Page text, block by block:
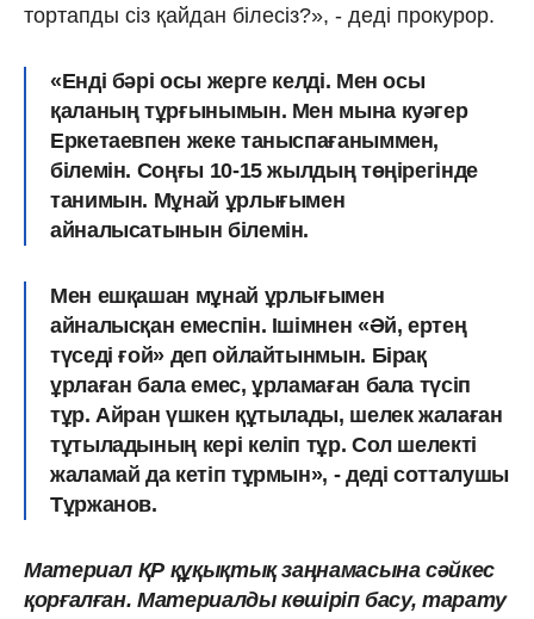
тортапды сіз қайдан білесіз?», - деді прокурор.
«Енді бәрі осы жерге келді. Мен осы
қаланың тұрғынымын. Мен мына куәгер
Еркетаевпен жеке таныспағаныммен,
білемін. Соңғы 10-15 жылдың төңірегінде
танимын. Мұнай ұрлығымен
айналысатынын білемін.
Мен ешқашан мұнай ұрлығымен
айналысқан емеспін. Ішімнен «Әй, ертең
түседі ғой» деп ойлайтынмын. Бірақ
ұрлаған бала емес, ұрламаған бала түсіп
тұр.Айран үшкен құтылады, шелек жалаған
тұтыладының кері келіп тұр. Сол шелекті
жаламай да кетіп тұрмын», - деді сотталушы
Тұржанов.
Материал ҚР құқықтық заңнамасына сәйкес
қорғалған. Материалды көшіріп басу, тарату